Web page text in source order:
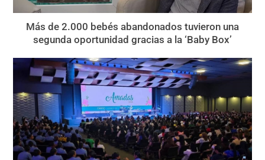
Más de 2.000 bebés abandonados tuvieron una
segunda oportunidad gracias a la ‘Baby Box’